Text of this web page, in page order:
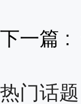
下一篇 :
热门话题